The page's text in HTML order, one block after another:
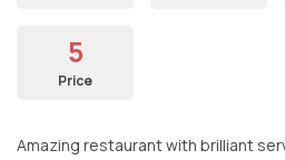
5
Price
Amazing restaurant with brilliant